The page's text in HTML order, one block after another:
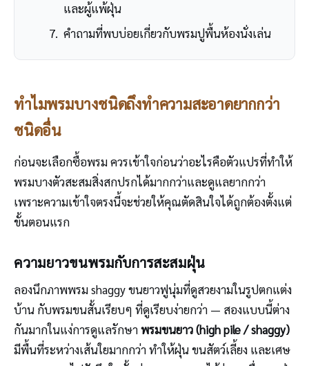
และผู้แพ้ฝุ่น
คำถามที่พบบ่อยเกี่ยวกับพรมปูพื้นห้องนั่งเล่น
ทำไมพรมบางชนิดถึงทำความสะอาดยากกว่า
ชนิดอื่น
ก่อนจะเลือกซื้อพรม ควรเข้าใจก่อนว่าอะไรคือตัวแปรที่ทำให้
พรมบางตัวสะสมสิ่งสกปรกได้มากกว่าและดูแลยากกว่า
เพราะความเข้าใจตรงนี้จะช่วยให้คุณตัดสินใจได้ถูกต้องตั้งแต่
ขั้นตอนแรก
ความยาวขนพรมกับการสะสมฝุ่น
ลองนึกภาพพรม shaggy ขนยาวฟูนุ่มที่ดูสวยงามในรูปตกแต่ง
บ้าน กับพรมขนสั้นเรียบๆ ที่ดูเรียบง่ายกว่า — สองแบบนี้ต่าง
กันมากในแง่การดูแลรักษาพรมขนยาว (high pile / shaggy)
มีพื้นที่ระหว่างเส้นใยมากกว่า ทำให้ฝุ่น ขนสัตว์เลี้ยง และเศษ